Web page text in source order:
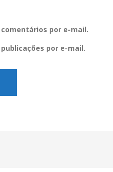
por e-mail.
por e-mail.